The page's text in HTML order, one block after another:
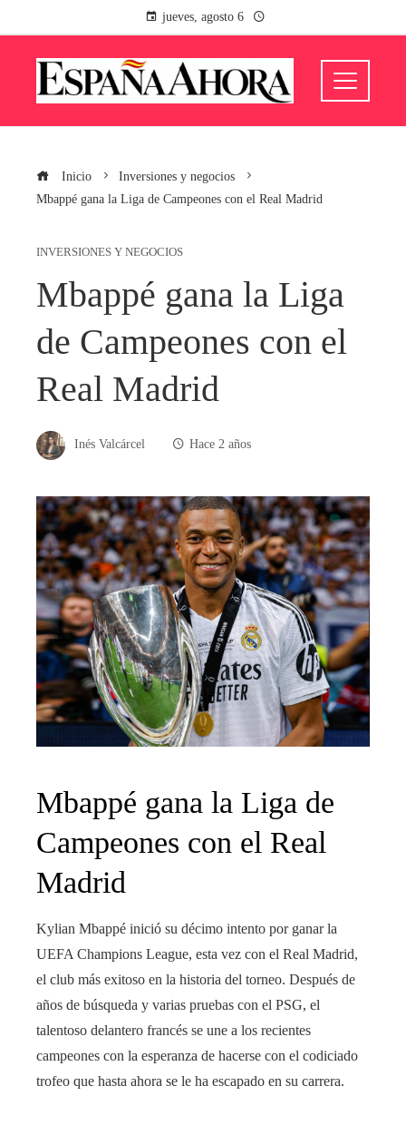
jueves, agosto 6
Inicio
Inversiones y negocios
Mbappé gana la Liga de Campeones con el Real Madrid
INVERSIONES Y NEGOCIOS
Mbappé gana la Liga
de Campeones con el
Real Madrid
Inés Valcárcel Hace 2 años
Mbappé gana la Liga de
Campeones con el Real
Madrid
Kylian Mbappé inició su décimo intento por ganar la
UEFA Champions League, esta vez con el Real Madrid,
el club más exitoso en la historia del torneo. Después de
años de búsqueda y varias pruebas con el PSG, el
talentoso delantero francés se une a los recientes
campeones con la esperanza de hacerse con el codiciado
trofeo que hasta ahora se le ha escapado en su carrera.